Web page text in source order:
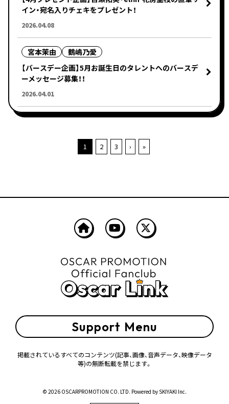
イン・宛名入りチェキをプレゼント！
2026.04.08
宮本茉由
鶴嶋乃愛
【バースデー企画】5月お誕生日のタレントへのバースデ
ーメッセージ募集！！
2026.04.01
1 2 3 › »
Support Menu
掲載されているすべてのコンテンツ(記事、画像、音声データ、映像データ
等)の無断転載を禁じます。
© 2026 OSCARPROMOTION CO. LTD. Powered by SKIYAKI Inc.